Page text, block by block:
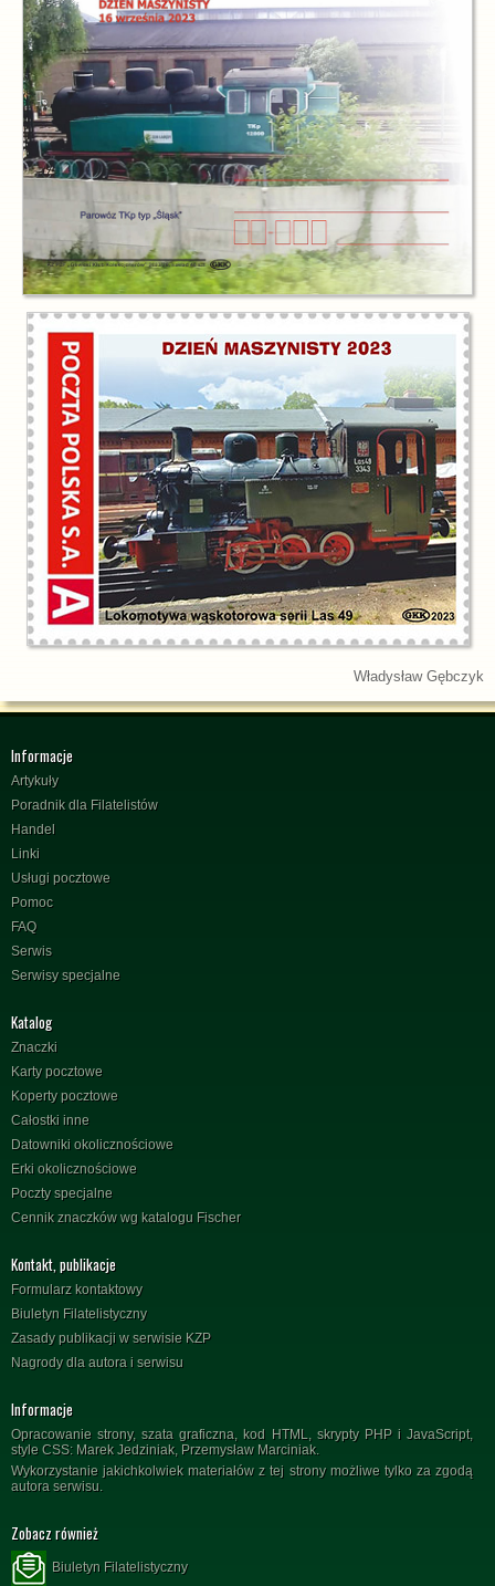
Władysław Gębczyk
Informacje
Artykuły
Poradnik dla Filatelistów
Handel
Linki
Usługi pocztowe
Pomoc
FAQ
Serwis
Serwisy specjalne
Katalog
Znaczki
Karty pocztowe
Koperty pocztowe
Całostki inne
Datowniki okolicznościowe
Erki okolicznościowe
Poczty specjalne
Cennik znaczków wg katalogu Fischer
Kontakt, publikacje
Formularz kontaktowy
Biuletyn Filatelistyczny
Zasady publikacji w serwisie KZP
Nagrody dla autora i serwisu
Informacje
Opracowanie strony, szata graficzna, kod HTML, skrypty PHP i JavaScript,
style CSS: Marek Jedziniak, Przemysław Marciniak.
Wykorzystanie jakichkolwiek materiałów z tej strony możliwe tylko za zgodą
autora serwisu.
Zobacz również
Biuletyn Filatelistyczny